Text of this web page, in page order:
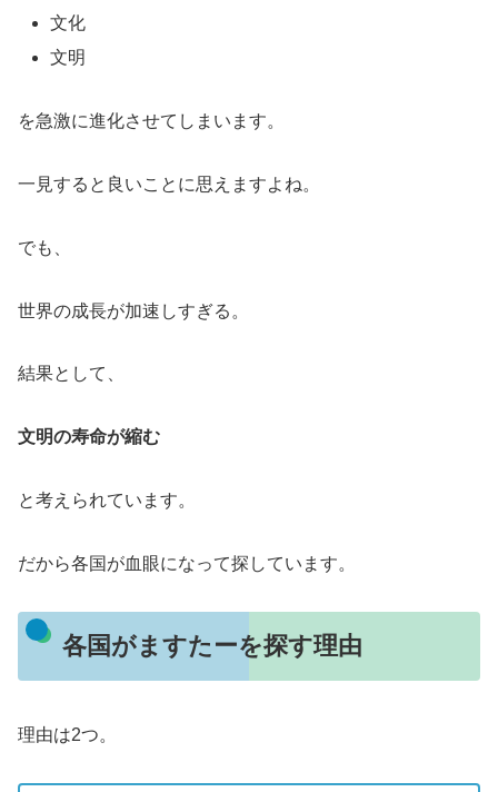
文化
文明
を急激に進化させてしまいます。
一見すると良いことに思えますよね。
でも、
世界の成長が加速しすぎる。
結果として、
文明の寿命が縮む
と考えられています。
だから各国が血眼になって探しています。
各国がますたーを探す理由
理由は2つ。